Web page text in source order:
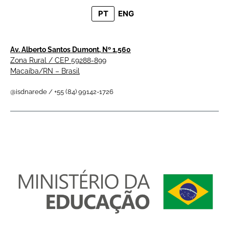
PT ENG
Av. Alberto Santos Dumont, Nº 1.560
Zona Rural / CEP 59288-899
Macaíba/RN – Brasil
@isdnarede / +55 (84) 99142-1726